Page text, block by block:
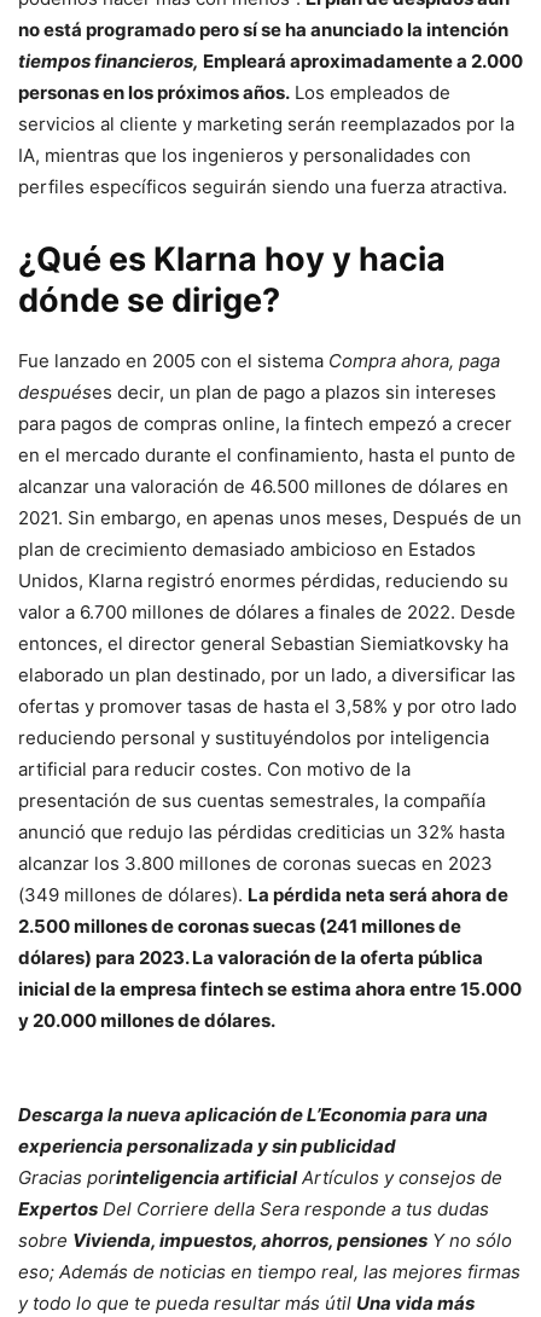
no está programado pero sí se ha anunciado la intención
tiempos financieros, Empleará aproximadamente a 2.000
personas en los próximos años. Los empleados de
servicios al cliente y marketing serán reemplazados por la
IA, mientras que los ingenieros y personalidades con
perfiles específicos seguirán siendo una fuerza atractiva.
¿Qué es Klarna hoy y hacia
dónde se dirige?
Fue lanzado en 2005 con el sistema Compra ahora, paga
despuéses decir, un plan de pago a plazos sin intereses
para pagos de compras online, la fintech empezó a crecer
en el mercado durante el confinamiento, hasta el punto de
alcanzar una valoración de 46.500 millones de dólares en
2021. Sin embargo, en apenas unos meses, Después de un
plan de crecimiento demasiado ambicioso en Estados
Unidos, Klarna registró enormes pérdidas, reduciendo su
valor a 6.700 millones de dólares a finales de 2022. Desde
entonces, el director general Sebastian Siemiatkovsky ha
elaborado un plan destinado, por un lado, a diversificar las
ofertas y promover tasas de hasta el 3,58% y por otro lado
reduciendo personal y sustituyéndolos por inteligencia
artificial para reducir costes. Con motivo de la
presentación de sus cuentas semestrales, la compañía
anunció que redujo las pérdidas crediticias un 32% hasta
alcanzar los 3.800 millones de coronas suecas en 2023
(349 millones de dólares). La pérdida neta será ahora de
2.500 millones de coronas suecas (241 millones de
dólares) para 2023. La valoración de la oferta pública
inicial de la empresa fintech se estima ahora entre 15.000
y 20.000 millones de dólares.
Descarga la nueva aplicación de L’Economia para una
experiencia personalizada y sin publicidad
Gracias porinteligencia artificialArtículos y consejos de
Expertos Del Corriere della Sera responde a tus dudas
sobre Vivienda, impuestos, ahorros, pensiones Y no sólo
eso; Además de noticias en tiempo real, las mejores firmas
y todo lo que te pueda resultar más útil Una vida más